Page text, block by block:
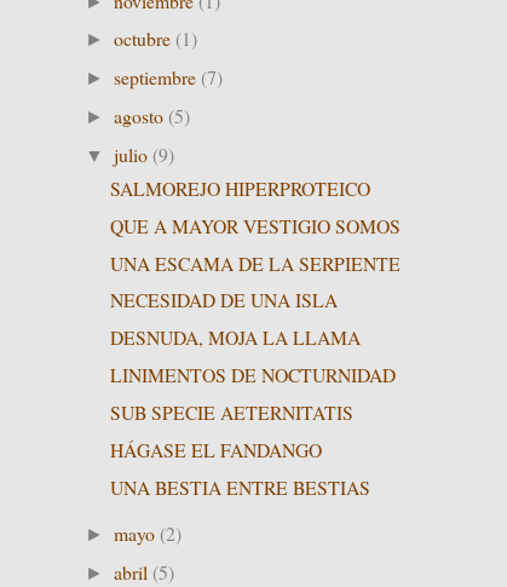
►octubre (1)
►septiembre (7)
►agosto (5)
▼julio (9)
SALMOREJO HIPERPROTEICO
QUE A MAYOR VESTIGIO SOMOS
UNA ESCAMA DE LA SERPIENTE
NECESIDAD DE UNA ISLA
DESNUDA, MOJA LA LLAMA
LINIMENTOS DE NOCTURNIDAD
SUB SPECIE AETERNITATIS
HÁGASE EL FANDANGO
UNA BESTIA ENTRE BESTIAS
►mayo (2)
►abril (5)